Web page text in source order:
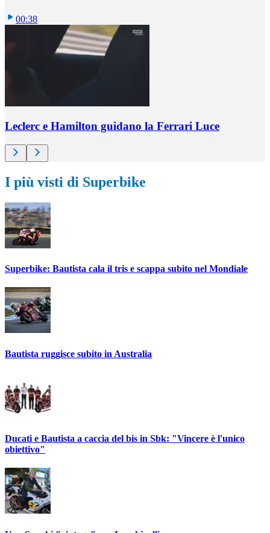
00:38
Leclerc e Hamilton guidano la Ferrari Luce
I più visti di Superbike
Superbike: Bautista cala il tris e scappa subito nel Mondiale
Bautista ruggisce subito in Australia
Ducati e Bautista a caccia del bis in Sbk: "Vincere è l'unico
obiettivo"